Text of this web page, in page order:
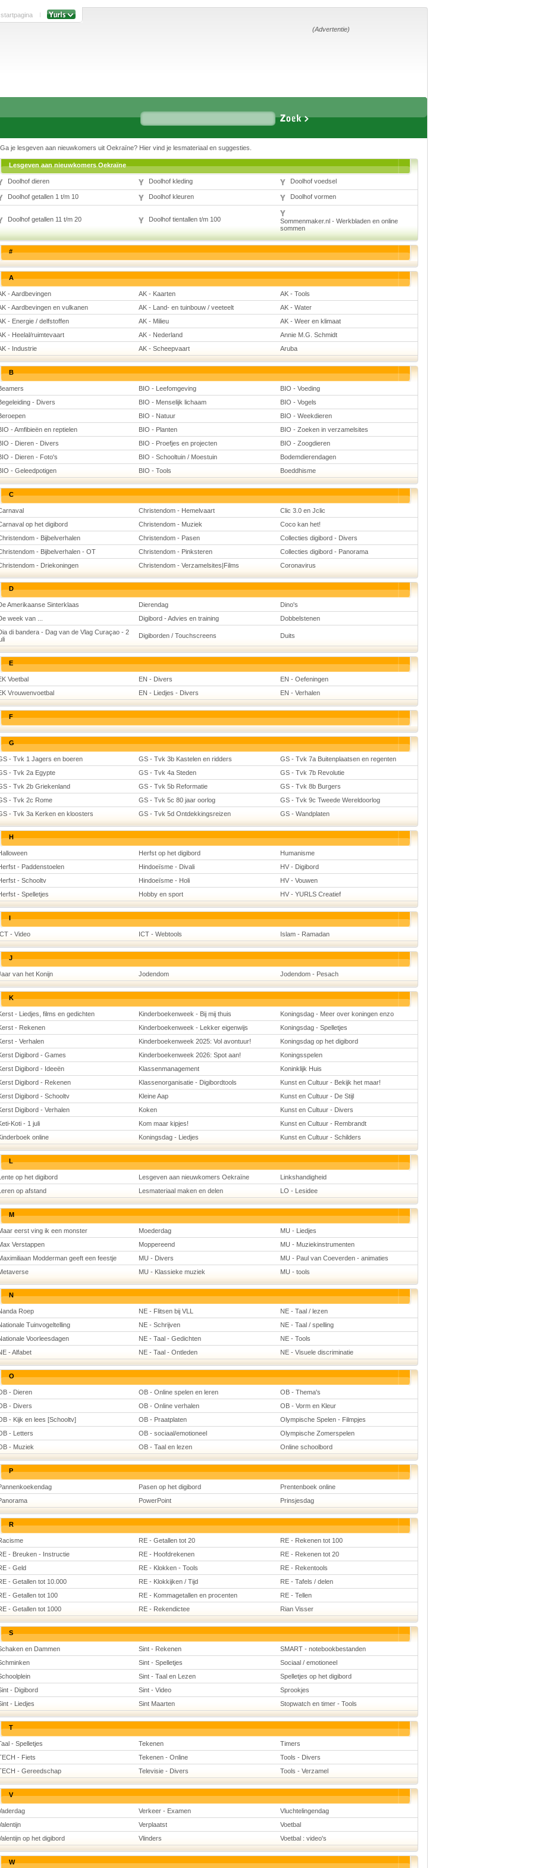
(Advertentie)
Ga je lesgeven aan nieuwkomers uit Oekraïne? Hier vind je lesmateriaal en suggesties.
Lesgeven aan nieuwkomers Oekraïne
Doolhof dieren Doolhof kleding Doolhof voedsel
Doolhof getallen 1 t/m 10 Doolhof kleuren Doolhof vormen
Doolhof getallen 11 t/m 20 Doolhof tientallen t/m 100
Sommenmaker.nl - Werkbladen en online
sommen
#
A
- Aardbevingen AK - Kaarten
AK - Tools
- Aardbevingen en vulkanen
AK - Land- en tuinbouw / veeteelt
AK - Water
- Energie / delfstoffen
AK - Milieu
AK - Weer en klimaat
- Heelal/ruimtevaart
AK - Nederland
Annie M.G. Schmidt
- Industrie
AK - Scheepvaart Aruba
B
BIO - Leefomgeving
BIO - Voeding
- Divers
BIO - Menselijk lichaam
BIO - Vogels
BIO - Natuur
BIO - Weekdieren
- Amfibieën en reptielen
BIO - Planten
BIO - Zoeken in verzamelsites
- Dieren - Divers
BIO - Proefjes en projecten
BIO - Zoogdieren
- Dieren - Foto's
BIO - Schooltuin / Moestuin
Bodemdierendagen
- Geleedpotigen
BIO - Tools Boeddhisme
C
Christendom - Hemelvaart
Clic 3.0 en Jclic
op het digibord
Christendom - Muziek
Coco kan het!
- Bijbelverhalen
Christendom - Pasen
Collecties digibord - Divers
- Bijbelverhalen - OT
Christendom - Pinksteren
Collecties digibord - Panorama
- Driekoningen
Christendom - Verzamelsites|Films Coronavirus
D
Amerikaanse Sinterklaas Dierendag
Dino's
week van ...
Digibord - Advies en training
Dobbelstenen
di bandera - Dag van de Vlag Curaçao - 2
Digiborden / Touchscreens Duits
E
Voetbal EN - Divers
EN - Oefeningen
Vrouwenvoetbal
EN - Liedjes - Divers EN - Verhalen
F
G
- Tvk 1 Jagers en boeren GS - Tvk 3b Kastelen en ridders
GS - Tvk 7a Buitenplaatsen en regenten
- Tvk 2a Egypte
GS - Tvk 4a Steden
GS - Tvk 7b Revolutie
- Tvk 2b Griekenland
GS - Tvk 5b Reformatie
GS - Tvk 8b Burgers
- Tvk 2c Rome
GS - Tvk 5c 80 jaar oorlog
GS - Tvk 9c Tweede Wereldoorlog
- Tvk 3a Kerken en kloosters
GS - Tvk 5d Ontdekkingsreizen GS - Wandplaten
H
Herfst op het digibord
Humanisme
- Paddenstoelen
Hindoeïsme - Divali
HV - Digibord
- Schooltv
Hindoeïsme - Holi
HV - Vouwen
- Spelletjes
Hobby en sport HV - YURLS Creatief
I
- Video ICT - Webtools Islam - Ramadan
J
van het Konijn Jodendom Jodendom - Pesach
K
- Liedjes, films en gedichten Kinderboekenweek - Bij mij thuis
Koningsdag - Meer over koningen enzo
- Rekenen
Kinderboekenweek - Lekker eigenwijs
Koningsdag - Spelletjes
- Verhalen
Kinderboekenweek 2025: Vol avontuur!
Koningsdag op het digibord
Digibord - Games
Kinderboekenweek 2026: Spot aan!
Koningsspelen
Digibord - Ideeën
Klassenmanagement
Koninklijk Huis
Digibord - Rekenen
Klassenorganisatie - Digibordtools
Kunst en Cultuur - Bekijk het maar!
Digibord - Schooltv
Kleine Aap
Kunst en Cultuur - De Stijl
Digibord - Verhalen
Koken
Kunst en Cultuur - Divers
Koti - 1 juli
Kom maar kipjes!
Kunst en Cultuur - Rembrandt
online
Koningsdag - Liedjes Kunst en Cultuur - Schilders
L
op het digibord Lesgeven aan nieuwkomers Oekraïne
Linkshandigheid
op afstand
Lesmateriaal maken en delen LO - Lesidee
M
eerst ving ik een monster Moederdag
MU - Liedjes
Verstappen
Moppereend
MU - Muziekinstrumenten
Modderman geeft een feestje
MU - Divers
MU - Paul van Coeverden - animaties
MU - Klassieke muziek MU - tools
N
Roep NE - Flitsen bij VLL
NE - Taal / lezen
Tuinvogeltelling
NE - Schrijven
NE - Taal / spelling
Voorleesdagen
NE - Taal - Gedichten
NE - Tools
- Alfabet
NE - Taal - Ontleden NE - Visuele discriminatie
O
- Dieren OB - Online spelen en leren
OB - Thema's
- Divers
OB - Online verhalen
OB - Vorm en Kleur
- Kijk en lees [Schooltv]
OB - Praatplaten
Olympische Spelen - Filmpjes
- Letters
OB - sociaal/emotioneel
Olympische Zomerspelen
- Muziek
OB - Taal en lezen Online schoolbord
P
Pasen op het digibord
Prentenboek online
PowerPoint Prinsjesdag
R
RE - Getallen tot 20
RE - Rekenen tot 100
- Breuken - Instructie
RE - Hoofdrekenen
RE - Rekenen tot 20
- Geld
RE - Klokken - Tools
RE - Rekentools
- Getallen tot 10.000
RE - Klokkijken / Tijd
RE - Tafels / delen
- Getallen tot 100
RE - Kommagetallen en procenten
RE - Tellen
- Getallen tot 1000
RE - Rekendictee Rian Visser
S
en Dammen Sint - Rekenen
SMART - notebookbestanden
Sint - Spelletjes
Sociaal / emotioneel
Sint - Taal en Lezen
Spelletjes op het digibord
- Digibord
Sint - Video
Sprookjes
- Liedjes
Sint Maarten Stopwatch en timer - Tools
T
- Spelletjes Tekenen
Timers
- Fiets
Tekenen - Online
Tools - Divers
- Gereedschap
Televisie - Divers Tools - Verzamel
V
Verkeer - Examen
Vluchtelingendag
Verplaatst
Voetbal
op het digibord
Vlinders Voetbal : video's
W